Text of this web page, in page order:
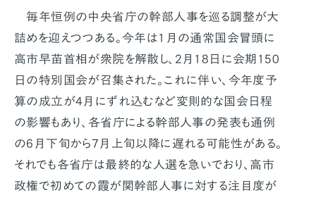
毎年恒例の中央省庁の幹部人事を巡る調整が大
詰めを迎えつつある。今年は1月の通常国会冒頭に
高市早苗首相が衆院を解散し、2月18日に会期150
日の特別国会が召集された。これに伴い、今年度予
算の成立が4月にずれ込むなど変則的な国会日程
の影響もあり、各省庁による幹部人事の発表も通例
の6月下旬から7月上旬以降に遅れる可能性がある。
それでも各省庁は最終的な人選を急いでおり、高市
政権で初めての霞が関幹部人事に対する注目度が